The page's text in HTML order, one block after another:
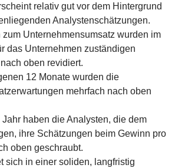
relativ gut vor dem Hintergrund
Analystenschätzungen.
Unternehmensumsatz wurden im
das Unternehmen zuständigen
oben revidiert.
12 Monate wurden die
mehrfach nach oben
haben die Analysten, die dem
ihre Schätzungen beim Gewinn pro
oben geschraubt.
sich in einer soliden, langfristig